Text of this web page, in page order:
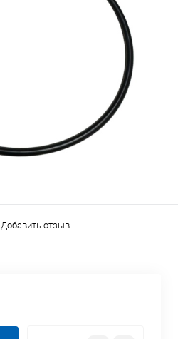
Добавить отзыв